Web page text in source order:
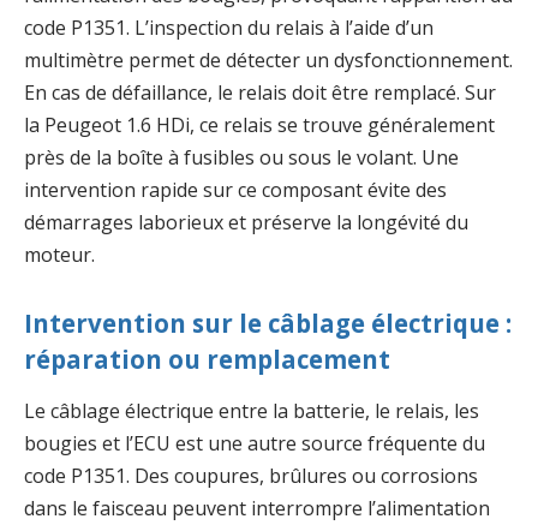
code P1351. L’inspection du relais à l’aide d’un
multimètre permet de détecter un dysfonctionnement.
En cas de défaillance, le relais doit être remplacé. Sur
la Peugeot 1.6 HDi, ce relais se trouve généralement
près de la boîte à fusibles ou sous le volant. Une
intervention rapide sur ce composant évite des
démarrages laborieux et préserve la longévité du
moteur.
Intervention sur le câblage électrique :
réparation ou remplacement
Le câblage électrique entre la batterie, le relais, les
bougies et l’ECU est une autre source fréquente du
code P1351. Des coupures, brûlures ou corrosions
dans le faisceau peuvent interrompre l’alimentation